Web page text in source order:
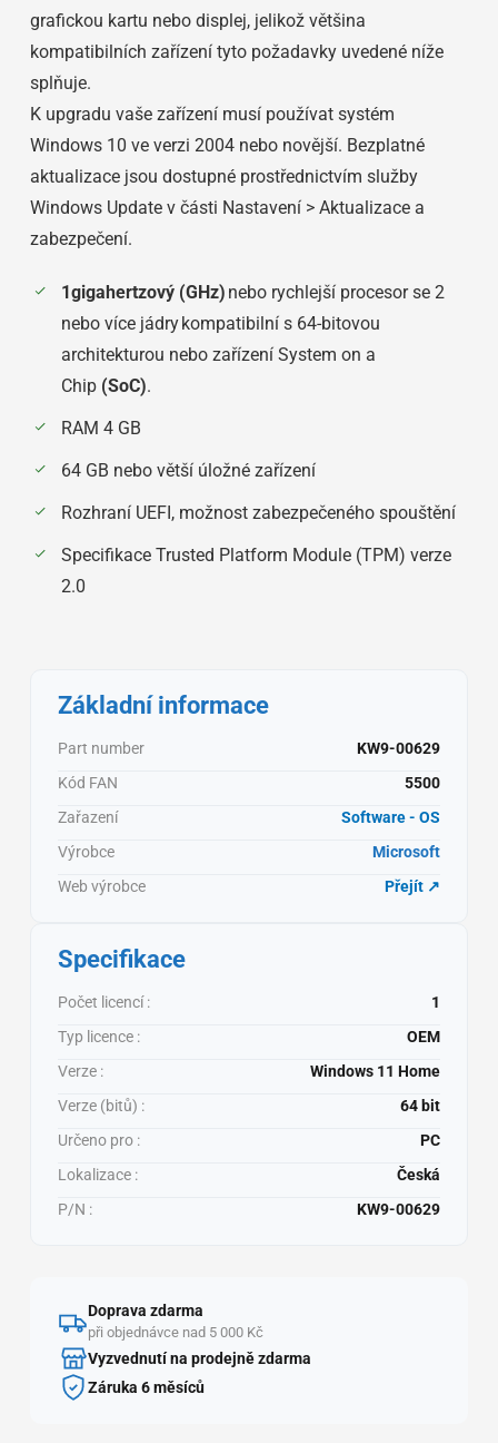
grafickou kartu nebo displej, jelikož většina
kompatibilních zařízení tyto požadavky uvedené níže
splňuje.
K upgradu vaše zařízení musí používat systém
Windows 10 ve verzi 2004 nebo novější. Bezplatné
aktualizace jsou dostupné prostřednictvím služby
Windows Update v části Nastavení > Aktualizace a
zabezpečení.
1gigahertzový (GHz) nebo rychlejší procesor se 2
nebo více jádry kompatibilní s 64-bitovou
architekturou nebo zařízení System on a
Chip (SoC).
RAM 4 GB
64 GB nebo větší úložné zařízení
Rozhraní UEFI, možnost zabezpečeného spouštění
Specifikace Trusted Platform Module (TPM) verze
2.0
Základní informace
Part number
KW9-00629
Kód FAN
5500
Zařazení
Software - OS
Výrobce
Microsoft
Web výrobce
Přejít ↗
Specifikace
Počet licencí :
1
Typ licence :
OEM
Verze :
Windows 11 Home
Verze (bitů) :
64 bit
Určeno pro :
PC
Lokalizace :
Česká
P/N :
KW9-00629
Doprava zdarma
při objednávce nad 5 000 Kč
Vyzvednutí na prodejně zdarma
Záruka 6 měsíců